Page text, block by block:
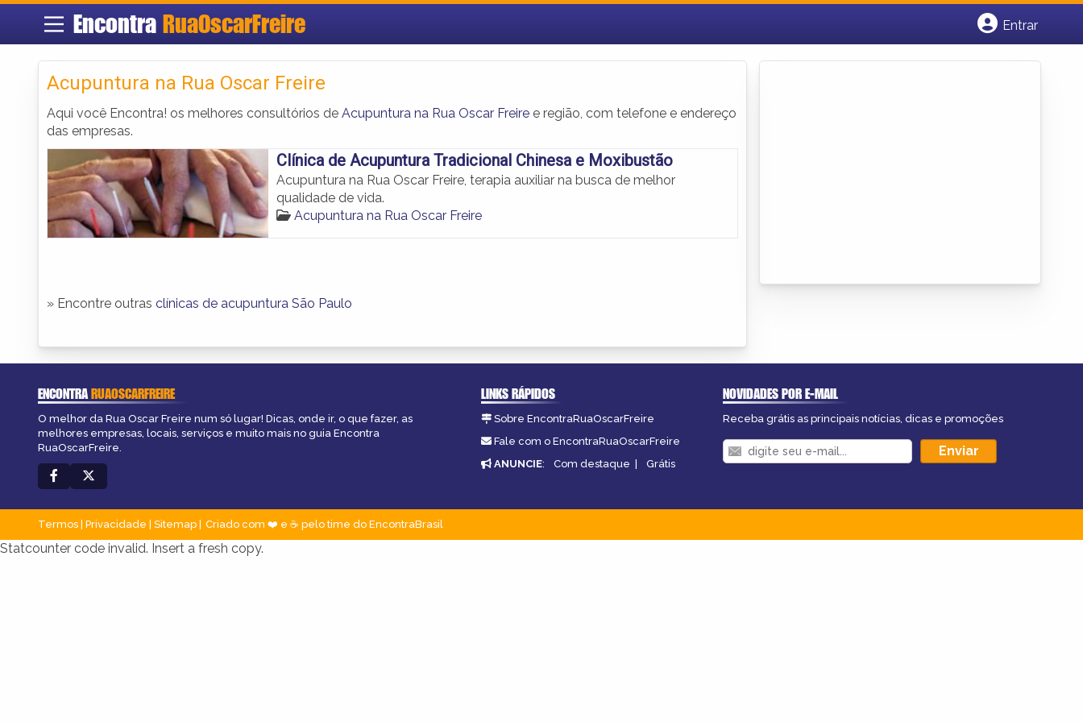
Encontra RuaOscarFreire
Entrar
Acupuntura na Rua Oscar Freire
Aqui você Encontra! os melhores consultórios de Acupuntura na Rua Oscar Freire e região, com telefone e endereço
das empresas.
Clínica de Acupuntura Tradicional Chinesa e Moxibustão
Acupuntura na Rua Oscar Freire, terapia auxiliar na busca de melhor
qualidade de vida.
Acupuntura na Rua Oscar Freire
» Encontre outras clínicas de acupuntura São Paulo
ENCONTRARUAOSCARFREIRE
O melhor da Rua Oscar Freire num só lugar! Dicas, onde ir, o que fazer, as
melhores empresas, locais, serviços e muito mais no guia Encontra
RuaOscarFreire.
LINKS RÁPIDOS
Sobre EncontraRuaOscarFreire
Fale com o EncontraRuaOscarFreire
ANUNCIE: Com destaque | Grátis
NOVIDADES POR E-MAIL
Receba grátis as principais notícias, dicas e promoções
Termos | Privacidade | Sitemap Criado com ❤️ e ☕ pelo time do EncontraBrasil
Statcounter code invalid. Insert a fresh copy.